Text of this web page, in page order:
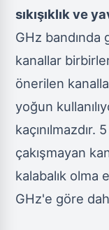
sıkışıklık ve
GHz bandında
kanallar
önerilen
yoğun
kaçınılmazdır.
çakışmayan
kalabalık olma
GHz'e göre